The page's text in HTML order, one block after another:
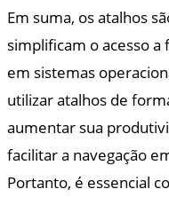
Em suma, os atalhos
simplificam o acesso
em sistemas
utilizar atalhos de
aumentar sua
facilitar a navegação
Portanto, é essencial